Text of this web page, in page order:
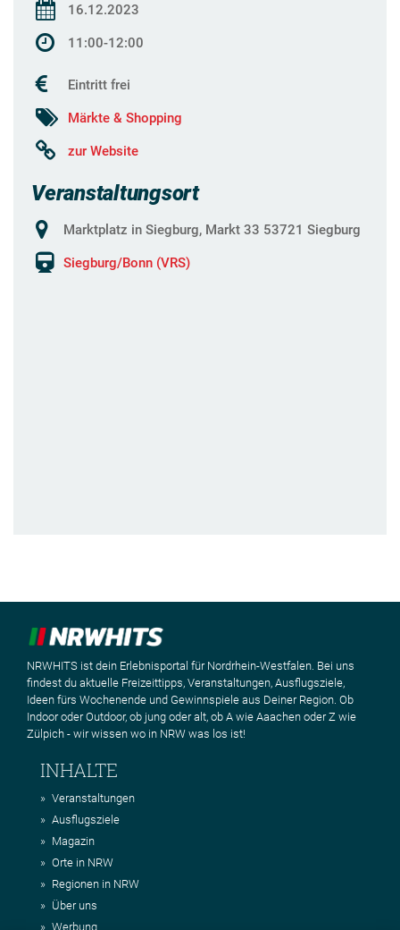
16.12.2023
11:00-12:00
Eintritt frei
Märkte & Shopping
zur Website
Veranstaltungsort
Marktplatz in Siegburg, Markt 33 53721 Siegburg
Siegburg/Bonn (VRS)
NRWHITS ist dein Erlebnisportal für Nordrhein-Westfalen. Bei uns
findest du aktuelle Freizeittipps, Veranstaltungen, Ausflugsziele,
Ideen fürs Wochenende und Gewinnspiele aus Deiner Region. Ob
Indoor oder Outdoor, ob jung oder alt, ob A wie Aaachen oder Z wie
Zülpich - wir wissen wo in NRW was los ist!
INHALTE
Veranstaltungen
Ausflugsziele
Magazin
Orte in NRW
Regionen in NRW
Über uns
Werbung